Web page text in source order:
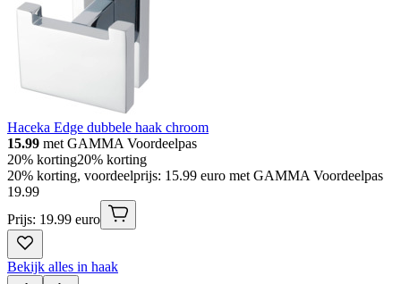
Haceka Edge dubbele haak chroom
15.99 met GAMMA Voordeelpas
20% korting20% korting
20% korting, voordeelprijs: 15.99 euro met GAMMA Voordeelpas
19.99
Prijs: 19.99 euro
Bekijk alles in haak